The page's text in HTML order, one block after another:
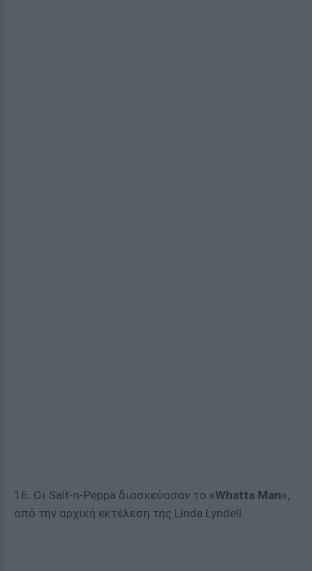
16. Οι Salt-n-Peppa διασκεύασαν το «Whatta Man»,
από την αρχική εκτέλεση της Linda Lyndell.